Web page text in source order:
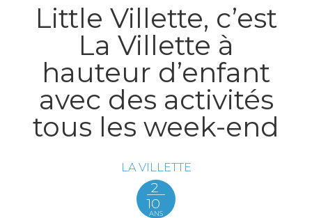
Little Villette, c’est
La Villette à
hauteur d’enfant
avec des activités
tous les week-end
LA VILLETTE
2
10
ANS